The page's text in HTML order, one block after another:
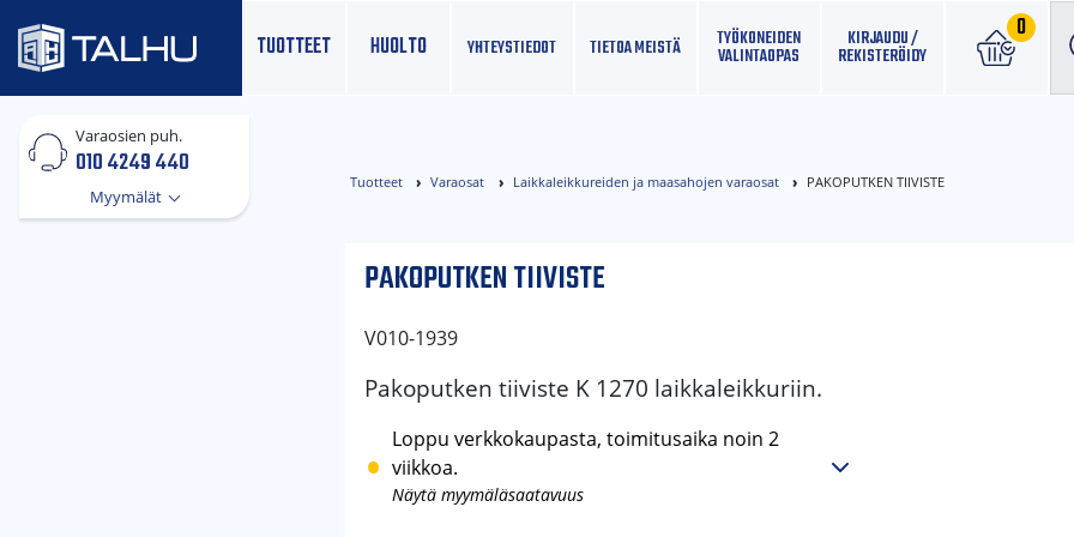
TUOTTEET HUOLTO
0
YHTEYS­TIEDOT TIETOA MEISTÄ TYÖKONEIDEN
VALINTAOPAS
KIRJAUDU /
REKISTERÖIDY
Varaosien puh.
010 4249 440
Myymälät
Tuotteet Varaosat Laikkaleikkureiden ja maasahojen varaosat PAKOPUTKEN TIIVISTE
PAKOPUTKEN TIIVISTE
V010-1939
Pakoputken tiiviste K 1270 laikkaleikkuriin.
Loppu verkkokaupasta, toimitusaika noin 2
viikkoa.
Näytä myymäläsaatavuus